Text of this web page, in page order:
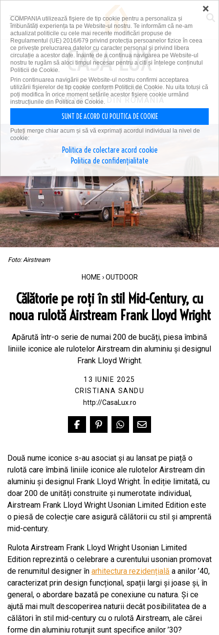
PRIMA PLATFORMĂ DE
AMENAJĂRI DIN ROMÂNIA
Foto: Airstream
HOME › OUTDOOR
Călătorie pe roți în stil Mid-Century, cu
noua rulotă Airstream Frank Lloyd Wright
Apărută într-o serie de numai 200 de bucăți, piesa îmbină
liniile iconice ale rulotelor Airstream din aluminiu și designul
Frank Lloyd Wright.
13 IUNIE 2025
CRISTIANA SANDU
http://CasaLux.ro
Două nume iconice s-au asociat și au lansat pe piață o
rulotă care îmbină liniile iconice ale rulotelor Airstream din
aluminiu și designul Frank Lloyd Wright. În ediție limitată, cu
doar 200 de unități construite și numerotate individual,
Airstream Frank Lloyd Wright Usonian Limited Edition este
o piesă de colecție care asigură călătorii cu stil și amprentă
mid-century.
Rulota Airstream Frank Lloyd Wright Usonian Limited
Edition reprezintă o celebrare a curentului usonian promovat
de renumitul designer în arhitectura rezidențială a anilor ’40,
caracterizat prin design funcțional, spații largi și joase și, în
general, o abordare bazată pe conexiune cu natura. Și ce
ajută mai mult descoperirea naturii decât posibilitatea de a
călători în stil mid-century cu o rulotă Airstream, ale cărei
forme din aluminiu rotunjit sunt specifice anilor ’30?
×
COMPANIA utilizează fişiere de tip cookie pentru a personaliza și
îmbunătăți experiența ta pe Website-ul nostru. Te informăm că ne-am
actualizat politicile cu cele mai recente modificări propuse de
Regulamentul (UE) 2016/679 privind protecția persoanelor fizice în ceea
ce privește prelucrarea datelor cu caracter personal și privind libera
circulație a acestor date. Înainte de a continua navigarea pe Website-ul
nostru te rugăm să aloci timpul necesar pentru a citi și înțelege conținutul
Politicii de Cookie.
Prin continuarea navigării pe Website-ul nostru confirmi acceptarea
utilizării fişierelor de tip cookie conform Politicii de Cookie. Nu uita totuși că
poți modifica în orice moment setările acestor fişiere cookie urmând
instrucțiunile din Politica de Cookie.
SUNT DE ACORD CU POLITICA DE COOKIE
Puteți merge chiar acum și să vă exprimați acordul individual la nivel de
cookie:
Politica de colectare acord cookie
Politica de confidențialitate